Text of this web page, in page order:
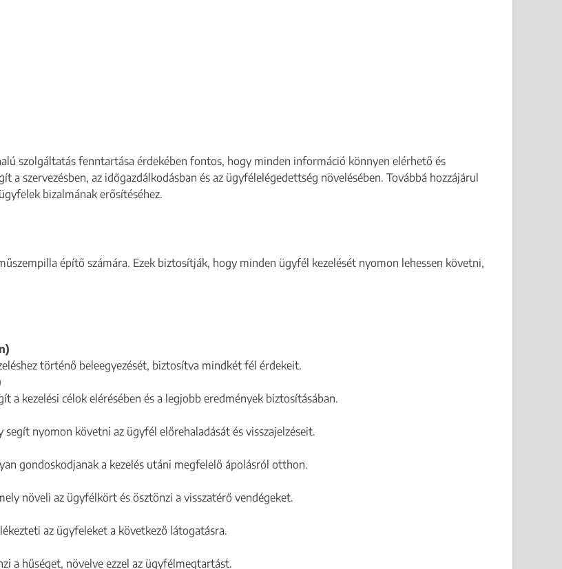
szolgáltatás fenntartása érdekében fontos, hogy minden információ könnyen elérhető és
a szervezésben, az időgazdálkodásban és az ügyfélelégedettség növelésében. Továbbá hozzájárul
bizalmának erősítéséhez.
építő számára. Ezek biztosítják, hogy minden ügyfél kezelését nyomon lehessen követni,
történő beleegyezését, biztosítva mindkét fél érdekeit.
a kezelési célok elérésében és a legjobb eredmények biztosításában.
nyomon követni az ügyfél előrehaladását és visszajelzéseit.
gondoskodjanak a kezelés utáni megfelelő ápolásról otthon.
növeli az ügyfélkört és ösztönzi a visszatérő vendégeket.
az ügyfeleket a következő látogatásra.
a hűséget, növelve ezzel az ügyfélmegtartást.